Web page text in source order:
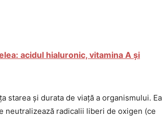
acidul hialuronic, vitamina A și
starea și durata de viață a organismului. Ea
neutralizează radicalii liberi de oxigen (ce